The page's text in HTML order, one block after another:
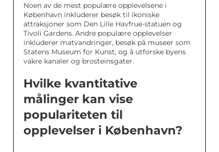
Noen av de mest populære opplevelsene i
København inkluderer besøk til ikoniske
attraksjoner som Den Lille Havfrue-statuen og
Tivoli Gardens. Andre populære opplevelser
inkluderer matvandringer, besøk på museer som
Statens Museum for Kunst, og å utforske byens
vakre kanaler og brosteinsgater.
Hvilke kvantitative
målinger kan vise
populariteten til
opplevelser i København?